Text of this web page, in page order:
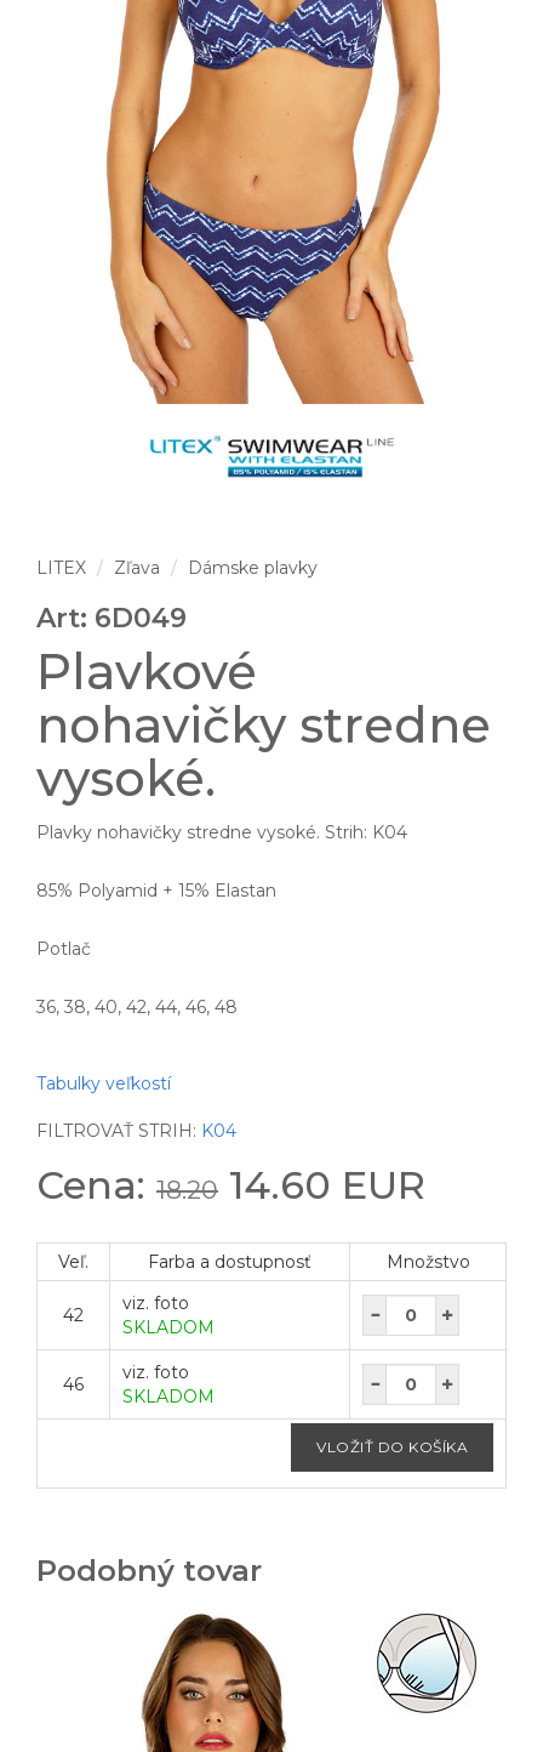
LITEX Zľava Dámske plavky
Art: 6D049
Plavkové
nohavičky stredne
vysoké.
Plavky nohavičky stredne vysoké. Strih: K04
85% Polyamid + 15% Elastan
Potlač
36, 38, 40, 42, 44, 46, 48
Tabulky veľkostí
FILTROVAŤ STRIH: K04
Cena: 18.20 14.60 EUR
Veľ. Farba a dostupnosť Množstvo
42
viz. foto
SKLADOM
46
viz. foto
SKLADOM
Podobný tovar